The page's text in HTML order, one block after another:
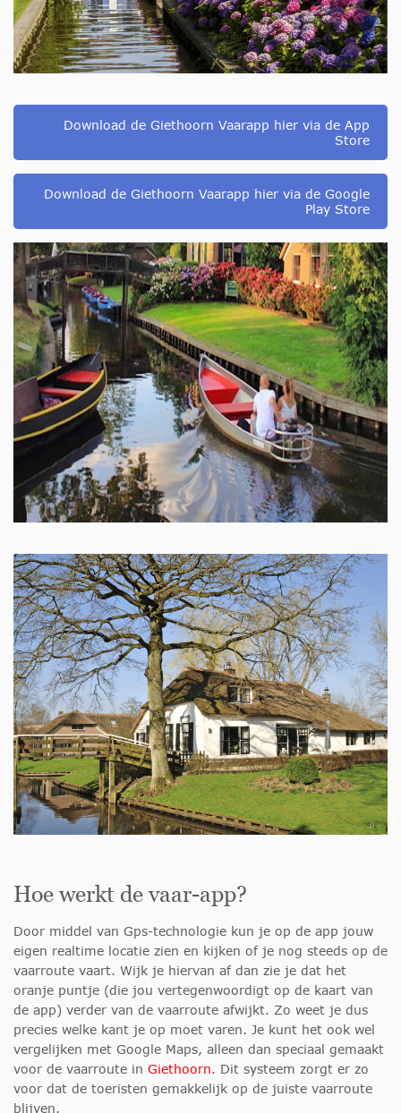
Download de Giethoorn Vaarapp hier via de App
Store
Download de Giethoorn Vaarapp hier via de Google
Play Store
Hoe werkt de vaar-app?
Door middel van Gps-technologie kun je op de app jouw
eigen realtime locatie zien en kijken of je nog steeds op de
vaarroute vaart. Wijk je hiervan af dan zie je dat het
oranje puntje (die jou vertegenwoordigt op de kaart van
de app) verder van de vaarroute afwijkt. Zo weet je dus
precies welke kant je op moet varen. Je kunt het ook wel
vergelijken met Google Maps, alleen dan speciaal gemaakt
voor de vaarroute in Giethoorn. Dit systeem zorgt er zo
voor dat de toeristen gemakkelijk op de juiste vaarroute
blijven.